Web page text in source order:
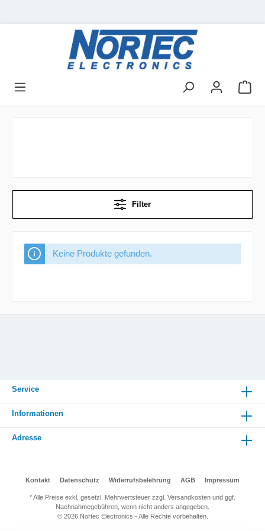
Filter
Keine Produkte gefunden.
Service
Informationen
Adresse
Kontakt Datenschutz Widerrufsbelehrung AGB Impressum
* Alle Preise exkl. gesetzl. Mehrwertsteuer zzgl. Versandkosten und ggf.
Nachnahmegebühren, wenn nicht anders angegeben.
© 2026 Nortec Electronics - Alle Rechte vorbehalten.